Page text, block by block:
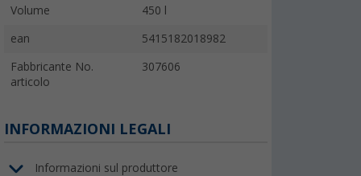
Volume 450 l
ean 5415182018982
Fabbricante No.
articolo
307606
INFORMAZIONI LEGALI
Informazioni sul produttore